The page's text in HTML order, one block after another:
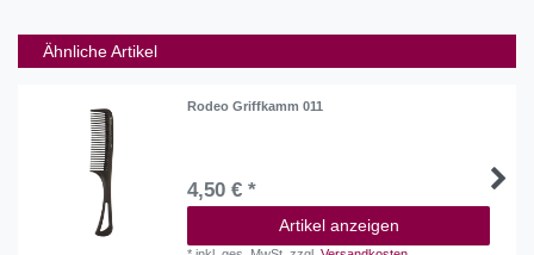
Ähnliche Artikel
Rodeo Griffkamm 011
4,50 € *
Artikel anzeigen